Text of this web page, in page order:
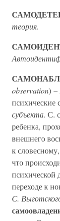
теория.
observation) –
психические
субъекта. С.
ребенка,
внешнего
к
что
психической
переходе к
С.